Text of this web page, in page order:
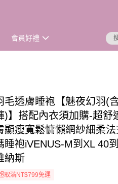
會員好禮
毛透膚睡袍【魅夜幻羽(
)】搭配內衣須加購-超舒
顯瘦寬鬆慵懶網紗細柔
睡袍iVENUS-M到XL 40
納斯
取滿NT$799免運